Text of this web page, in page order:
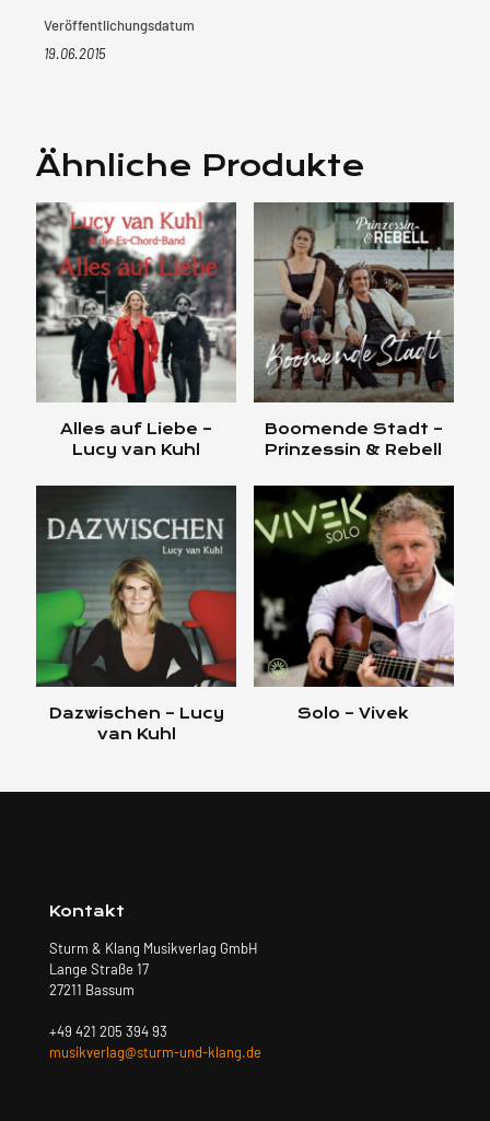
Veröffentlichungsdatum
19.06.2015
Ähnliche Produkte
Alles auf Liebe –
Lucy van Kuhl
Boomende Stadt –
Prinzessin & Rebell
Dazwischen – Lucy
van Kuhl
Solo – Vivek
Kontakt
Sturm & Klang Musikverlag GmbH
Lange Straße 17
27211 Bassum
+49 421 205 394 93
musikverlag@sturm-und-klang.de